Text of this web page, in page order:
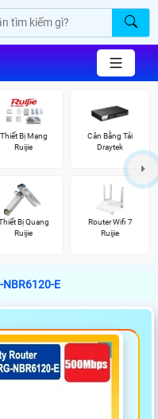
Thiết Bị Mạng
Ruijie
Cân Bằng Tải
Draytek
Bị Quang
Ruijie
Router Wifi 7
Ruijie
NBR6120-E